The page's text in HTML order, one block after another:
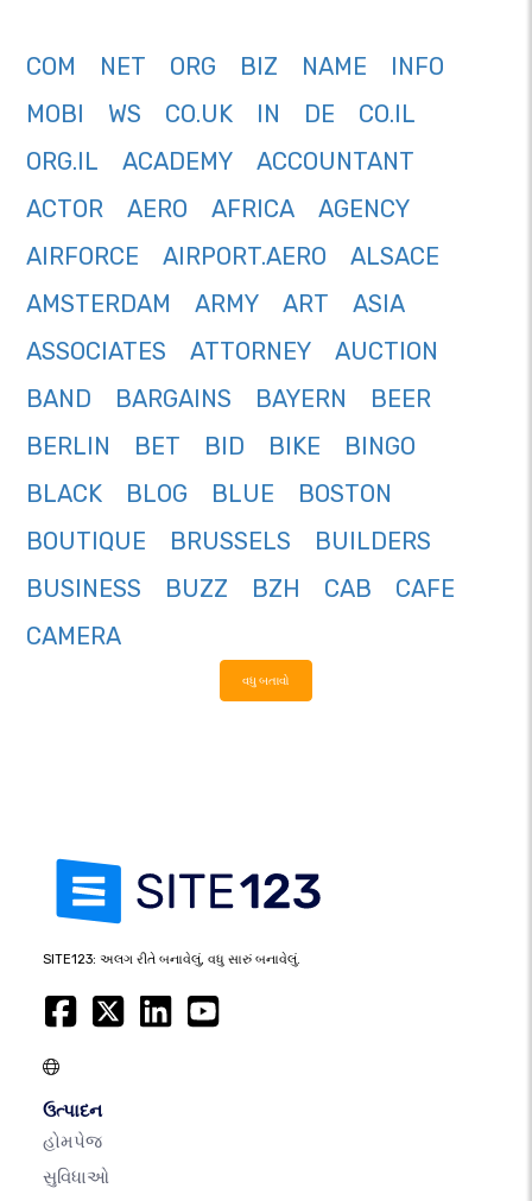
COM NET ORG BIZ NAME
INFO
MOBI
WS CO.UK IN DE
CO.IL
ORG.IL
ACADEMY
ACCOUNTANT
ACTOR
AERO AFRICA
AGENCY
AIRFORCE
AIRPORT.AERO
ALSACE
AMSTERDAM
ARMY ART
ASIA
ASSOCIATES
ATTORNEY
AUCTION
BAND
BARGAINS BAYERN
BEER
BERLIN
BET BID BIKE
BINGO
BLACK
BLOG BLUE
BOSTON
BOUTIQUE
BRUSSELS
BUILDERS
BUSINESS
BUZZ BZH CAB
CAFE
CAMERA
વધુ બતાવો
SITE123: અલગ રીતે બનાવેલું, વધુ સારું બનાવેલું.
ઉત્પાદન
હોમપેજ
સુવિધાઓ